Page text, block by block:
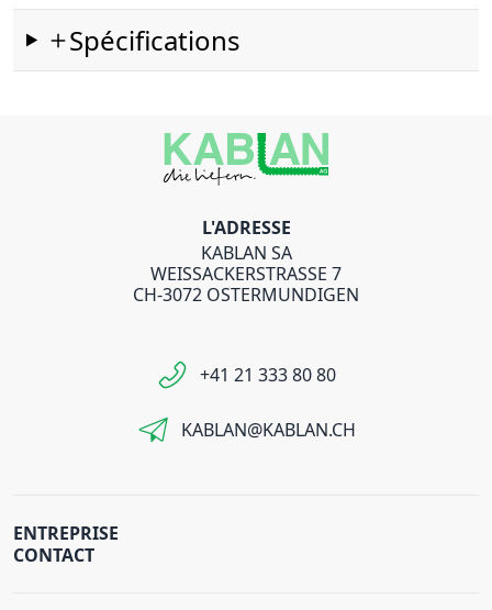
Spécifications
L'ADRESSE
KABLAN SA
WEISSACKERSTRASSE 7
CH-3072 OSTERMUNDIGEN
+41 21 333 80 80
KABLAN@KABLAN.CH
ENTREPRISE
CONTACT